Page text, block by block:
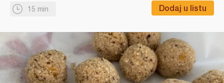
15 min Dodaj u listu